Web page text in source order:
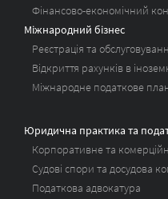
Фінансово-економічний
Міжнародний бізнес
Реєстрація та
Відкриття рахунків в
Міжнародне податкове
Юридична практика та
Корпоративне та
Судові спори та досудова
Податкова адвокатура